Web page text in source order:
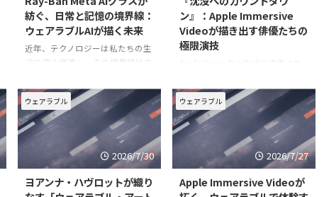
紡ぐ、日常と記憶の境界線：
ウェアラブルAIが描く未来
近年、テクノロジーは私たちの生
活に深く浸透し、その境界線はま
特に「ウェアラブル」という概念
は、単なるデバイスの装着を超
え、人間の知覚や記憶、コミュニ
ケーションのあり方そのものを変
革する可能性を秘めています。そ
ン』：Apple Immersive
Videoが描き出す俳優たちの
極限演技
Apple Vision Pro向けに提供され
従来の映像体験を根底から覆す革
新的なフォーマットです。その中
でも、アカデミー賞受賞監督エド
ワード・ベルガーが脚本・監督を
手がけた初の脚本付き短
ウェアラブル
2026/7/30
ヨアンナ・ハヴロットが織り
ウェアラブル
2026/7/27
Apple Immersive Videoが